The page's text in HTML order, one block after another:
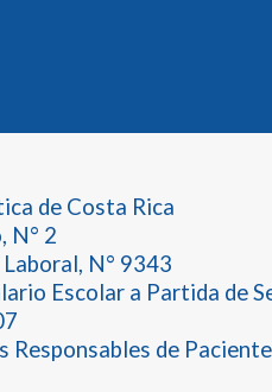
de Costa Rica
N° 2
N° 9343
Escolar a Partida de
Responsables de